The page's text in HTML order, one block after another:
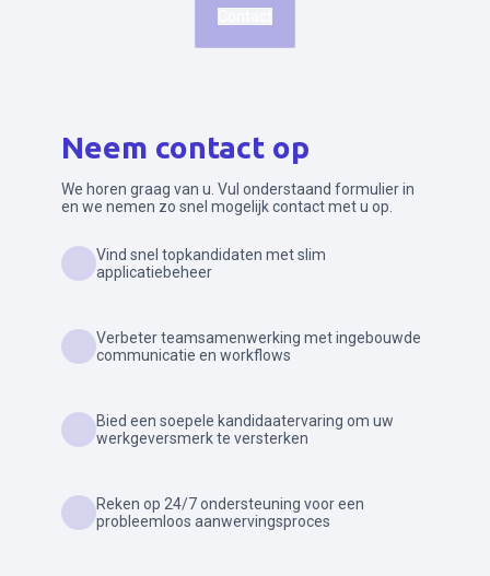
Neem contact op
We horen graag van u. Vul onderstaand formulier in
en we nemen zo snel mogelijk contact met u op.
Vind snel topkandidaten met slim
applicatiebeheer
Verbeter teamsamenwerking met ingebouwde
communicatie en workflows
Bied een soepele kandidaatervaring om uw
werkgeversmerk te versterken
Reken op 24/7 ondersteuning voor een
probleemloos aanwervingsproces